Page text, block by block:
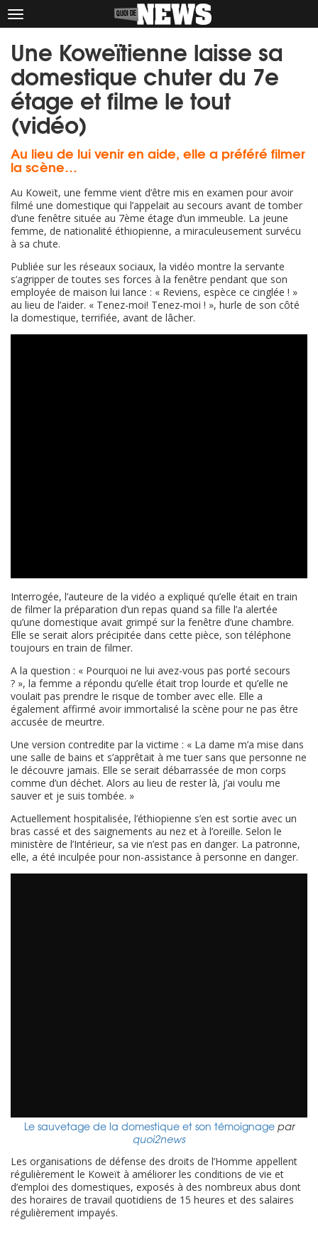
Afficher
menu
Une Koweïtienne laisse sa
domestique chuter du 7e
étage et filme le tout
(vidéo)
Au lieu de lui venir en aide, elle a préféré filmer
la scène…
Au Koweït, une femme vient d’être mis en examen pour avoir
filmé une domestique qui l’appelait au secours avant de tomber
d’une fenêtre située au 7ème étage d’un immeuble. La jeune
femme, de nationalité éthiopienne, a miraculeusement survécu
à sa chute.
Publiée sur les réseaux sociaux, la vidéo montre la servante
s’agripper de toutes ses forces à la fenêtre pendant que son
employée de maison lui lance : « Reviens, espèce ce cinglée ! »
au lieu de l’aider. « Tenez-moi! Tenez-moi ! », hurle de son côté
la domestique, terrifiée, avant de lâcher.
Interrogée, l’auteure de la vidéo a expliqué qu’elle était en train
de filmer la préparation d’un repas quand sa fille l’a alertée
qu’une domestique avait grimpé sur la fenêtre d’une chambre.
Elle se serait alors précipitée dans cette pièce, son téléphone
toujours en train de filmer.
A la question : « Pourquoi ne lui avez-vous pas porté secours
? », la femme a répondu qu’elle était trop lourde et qu’elle ne
voulait pas prendre le risque de tomber avec elle. Elle a
également affirmé avoir immortalisé la scène pour ne pas être
accusée de meurtre.
Une version contredite par la victime : « La dame m’a mise dans
une salle de bains et s’apprêtait à me tuer sans que personne ne
le découvre jamais. Elle se serait débarrassée de mon corps
comme d’un déchet. Alors au lieu de rester là, j’ai voulu me
sauver et je suis tombée. »
Actuellement hospitalisée, l’éthiopienne s’en est sortie avec un
bras cassé et des saignements au nez et à l’oreille. Selon le
ministère de l’Intérieur, sa vie n’est pas en danger. La patronne,
elle, a été inculpée pour non-assistance à personne en danger.
Le sauvetage de la domestique et son témoignage par
quoi2news
Les organisations de défense des droits de l’Homme appellent
régulièrement le Koweït à améliorer les conditions de vie et
d’emploi des domestiques, exposés à des nombreux abus dont
des horaires de travail quotidiens de 15 heures et des salaires
régulièrement impayés.